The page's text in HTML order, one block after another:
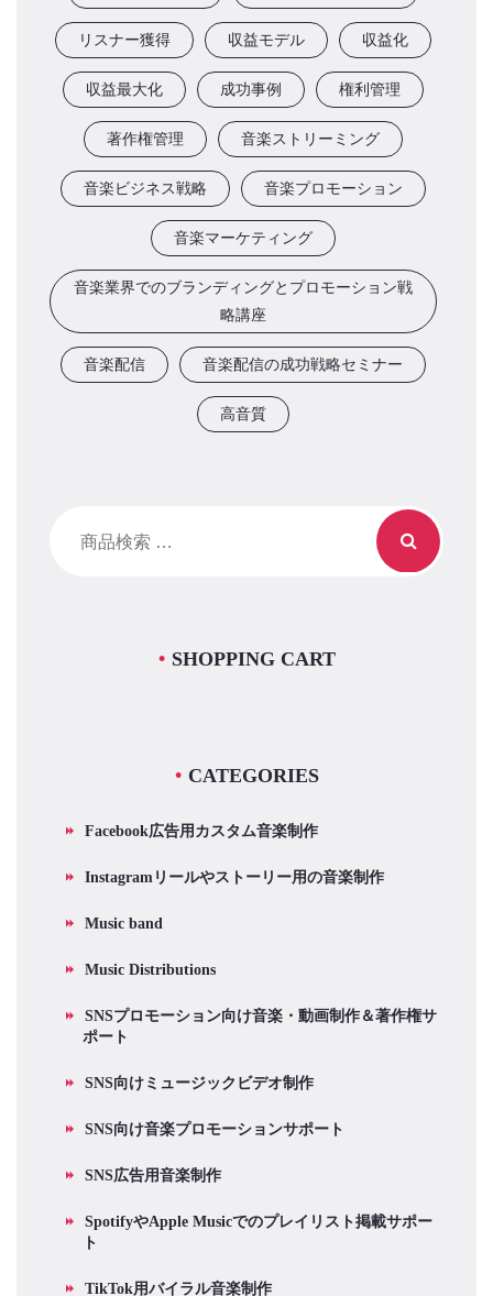
リスナー獲得 収益モデル 収益化
収益最大化 成功事例 権利管理
著作権管理 音楽ストリーミング
音楽ビジネス戦略 音楽プロモーション
音楽マーケティング
音楽業界でのブランディングとプロモーション戦
略講座
音楽配信 音楽配信の成功戦略セミナー
高音質
SHOPPING CART
CATEGORIES
Facebook広告用カスタム音楽制作
Instagramリールやストーリー用の音楽制作
Music band
Music Distributions
SNSプロモーション向け音楽・動画制作＆著作権サ
ポート
SNS向けミュージックビデオ制作
SNS向け音楽プロモーションサポート
SNS広告用音楽制作
SpotifyやApple Musicでのプレイリスト掲載サポー
ト
TikTok用バイラル音楽制作